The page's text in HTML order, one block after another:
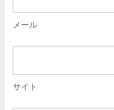
メール
サイト